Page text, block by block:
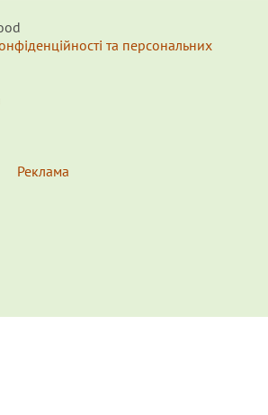
та персональних
Реклама